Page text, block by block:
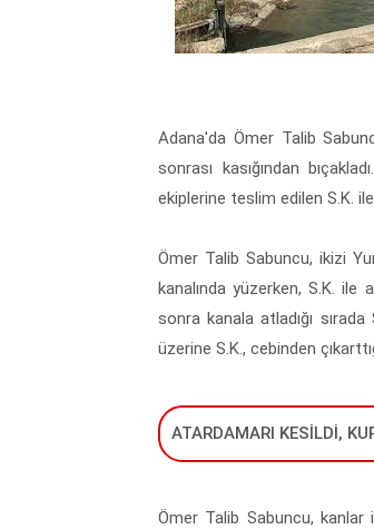
Adana'da Ömer Talib
sonrası kasığından
ekiplerine teslim edilen S.K. ile
Ömer Talib Sabuncu, ikizi
kanalında yüzerken, S.K.
sonra kanala atladığı
üzerine S.K., cebinden
ATARDAMARI KESİLDİ,
Ömer Talib Sabuncu, kanlar